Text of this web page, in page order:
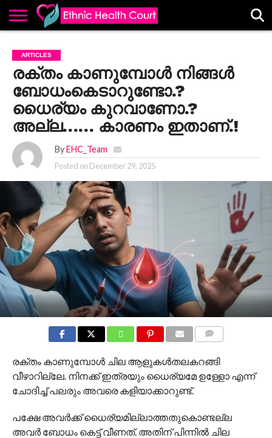
EHC
ADVERTISE
ALL
LATEST
POSTS
CONTACT
US
CONTRIBUTE
HOME
ARTICLES
രക്തം കാണുമ്പോള്‍ നിങ്ങൾ
ബോധംകെടാറുണ്ടോ.?
ധൈര്യം കുറവാണോ.?
അല്ല…… കാരണം ഇതാണ്.!
By EHC_Team
Posted on December 29, 2025
രക്തം കാണുമ്പോള്‍ ചില ആളുകള്‍തലകറങ്ങി
വീഴാറില്ലേ. നിനക്ക് ഇത്രയും ധൈര്യമേ ഉള്ളോ എന്ന്
ചോദിച്ച് പലരും അവരെ കളിയാക്കാറുണ്ട്.
പക്ഷേ അവര്‍ക്ക് ധൈര്യമില്ലാത്തതുകൊണ്ടല്ല
അവര്‍ ബോധം കെട്ട് വീണത്. അതിന് പിന്നില്‍ ചില